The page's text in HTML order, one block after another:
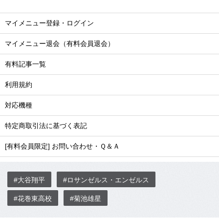
マイメニュー登録・ログイン
マイメニュー退会（有料会員退会）
有料記事一覧
利用規約
対応機種
特定商取引法に基づく表記
[有料会員限定] お問い合わせ・Ｑ＆Ａ
#大谷翔平 #ロサンゼルス・エンゼルス
#花巻東高校 #菊池雄星